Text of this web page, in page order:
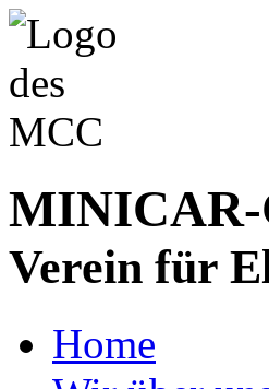
MINICAR-
Verein für
Home